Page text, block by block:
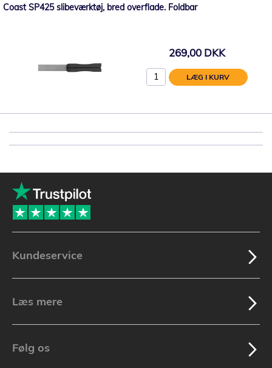
Coast SP425 slibeværktøj, bred overflade. Foldbar
269,00 DKK
LÆG I KURV
Kundeservice
Læs mere
Følg os